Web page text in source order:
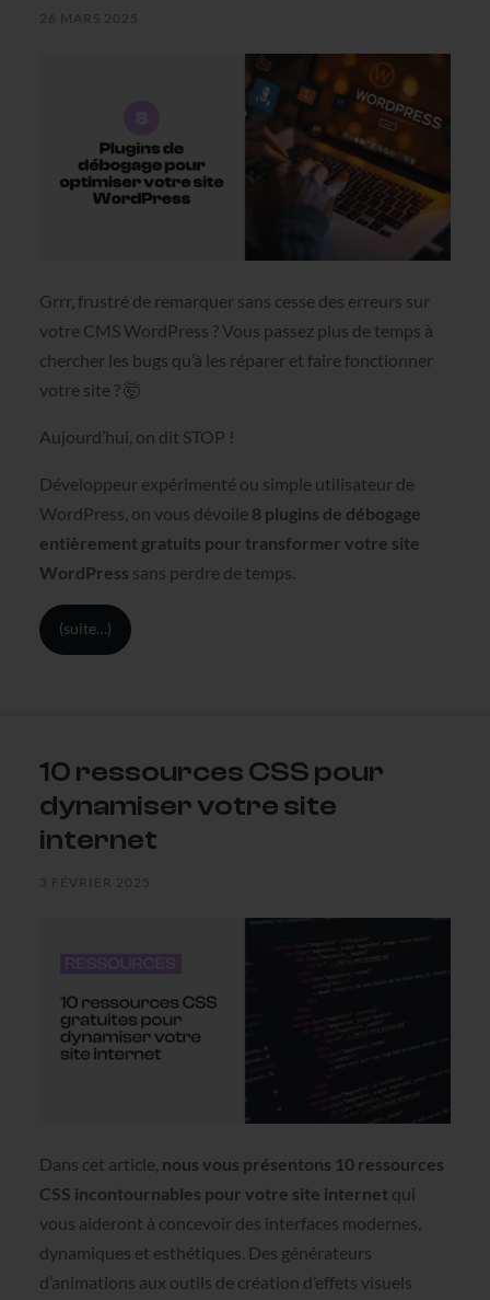
26 MARS 2025
Grrr, frustré de remarquer sans cesse des erreurs sur
votre CMS WordPress ? Vous passez plus de temps à
chercher les bugs qu’à les réparer et faire fonctionner
votre site ? 🤯
Aujourd’hui, on dit STOP !
Développeur expérimenté ou simple utilisateur de
WordPress, on vous dévoile 8 plugins de débogage
entièrement gratuits pour transformer votre site
WordPress sans perdre de temps.
(suite…)
10 ressources CSS pour
dynamiser votre site
internet
3 FÉVRIER 2025
Dans cet article, nous vous présentons 10 ressources
CSS incontournables pour votre site internet qui
vous aideront à concevoir des interfaces modernes,
dynamiques et esthétiques. Des générateurs
d’animations aux outils de création d’effets visuels